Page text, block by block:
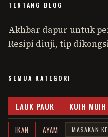
TENTANG BLOG
Akhbar dapur untuk
Resipi diuji, tip
SEMUA KATEGORI
LAUK PAUK KUIH MUIH
IKAN AYAM MASAKAN